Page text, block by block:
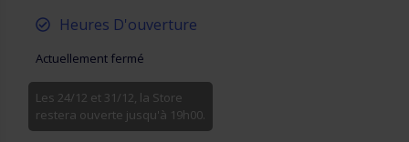
Heures D'ouverture
Actuellement fermé
Les 24/12 et 31/12, la Store
restera ouverte jusqu'à 19h00.